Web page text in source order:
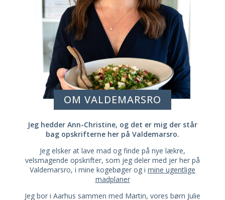
OM VALDEMARSRO
Jeg hedder Ann-Christine, og det er mig der står
bag opskrifterne her på Valdemarsro.
Jeg elsker at lave mad og finde på nye lækre,
velsmagende opskrifter, som jeg deler med jer her på
Valdemarsro, i mine kogebøger og i mine ugentlige
madplaner
Jeg bor i Aarhus sammen med Martin, vores børn Julie